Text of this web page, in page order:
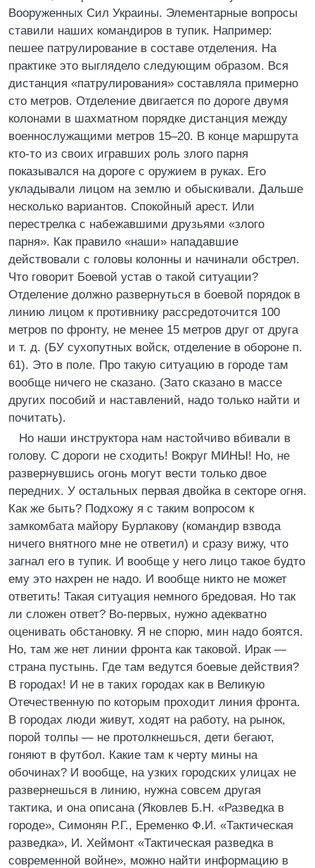
Вооруженных Сил Украины. Элементарные вопросы
ставили наших командиров в тупик. Например:
пешее патрулирование в составе отделения. На
практике это выглядело следующим образом. Вся
дистанция «патрулирования» составляла примерно
сто метров. Отделение двигается по дороге двумя
колонами в шахматном порядке дистанция между
военнослужащими метров 15–20. В конце маршрута
кто-то из своих игравших роль злого парня
показывался на дороге с оружием в руках. Его
укладывали лицом на землю и обыскивали. Дальше
несколько вариантов. Спокойный арест. Или
перестрелка с набежавшими друзьями «злого
парня». Как правило «наши» нападавшие
действовали с головы колонны и начинали обстрел.
Что говорит Боевой устав о такой ситуации?
Отделение должно развернуться в боевой порядок в
линию лицом к противнику рассредоточится 100
метров по фронту, не менее 15 метров друг от друга
и т. д. (БУ сухопутных войск, отделение в обороне п.
61). Это в поле. Про такую ситуацию в городе там
вообще ничего не сказано. (Зато сказано в массе
других пособий и наставлений, надо только найти и
почитать).
Но наши инструктора нам настойчиво вбивали в
голову. С дороги не сходить! Вокруг МИНЫ! Но, не
развернувшись огонь могут вести только двое
передних. У остальных первая двойка в секторе огня.
Как же быть? Подхожу я с таким вопросом к
замкомбата майору Бурлакову (командир взвода
ничего внятного мне не ответил) и сразу вижу, что
загнал его в тупик. И вообще у него лицо такое будто
ему это нахрен не надо. И вообще никто не может
ответить! Такая ситуация немного бредовая. Но так
ли сложен ответ? Во-первых, нужно адекватно
оценивать обстановку. Я не спорю, мин надо боятся.
Но, там же нет линии фронта как таковой. Ирак —
страна пустынь. Где там ведутся боевые действия?
В городах! И не в таких городах как в Великую
Отечественную по которым проходит линия фронта.
В городах люди живут, ходят на работу, на рынок,
порой толпы — не протолкнешься, дети бегают,
гоняют в футбол. Какие там к черту мины на
обочинах? И вообще, на узких городских улицах не
развернешься в линию, нужна совсем другая
тактика, и она описана (Яковлев Б.Н. «Разведка в
городе», Симонян Р.Г., Еременко Ф.И. «Тактическая
разведка», И. Хеймонт «Тактическая разведка в
современной войне», можно найти информацию в